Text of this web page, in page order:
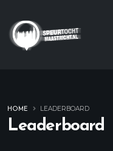
Leaderboard
HOME LEADERBOARD